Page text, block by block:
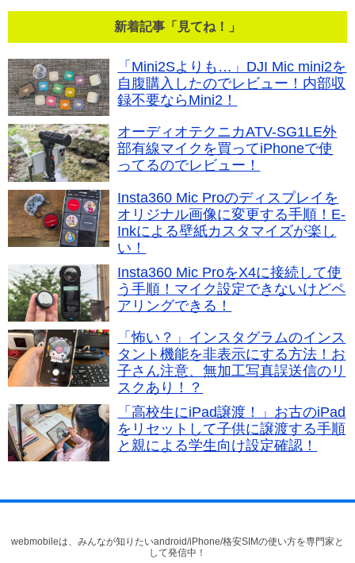
新着記事「見てね！」
「Mini2Sよりも…」DJI Mic mini2を
自腹購入したのでレビュー！内部収
録不要ならMini2！
オーディオテクニカATV-SG1LE外
部有線マイクを買ってiPhoneで使
ってるのでレビュー！
Insta360 Mic Proのディスプレイを
オリジナル画像に変更する手順！E-
Inkによる壁紙カスタマイズが楽し
い！
Insta360 Mic ProをX4に接続して使
う手順！マイク設定できないけどペ
アリングできる！
「怖い？」インスタグラムのインス
タント機能を非表示にする方法！お
子さん注意、無加工写真誤送信のリ
スクあり！？
「高校生にiPad譲渡！」お古のiPad
をリセットして子供に譲渡する手順
と親による学生向け設定確認！
webmobileは、みんなが知りたいandroid/iPhone/格安SIMの使い方を専門家と
して発信中！